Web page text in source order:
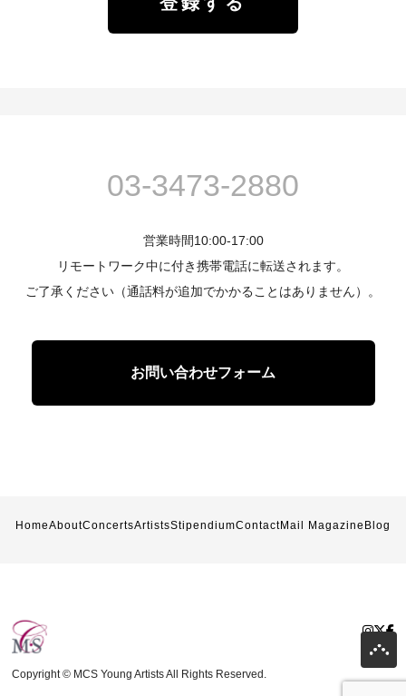
03-3473-2880
営業時間10:00-17:00
リモートワーク中に付き携帯電話に転送されます。
ご了承ください（通話料が追加でかかることはありません）。
お問い合わせフォーム
HomeAboutConcertsArtistsStipendiumContactMail Magazine Blog
Copyright © MCS Young Artists All Rights Reserved.